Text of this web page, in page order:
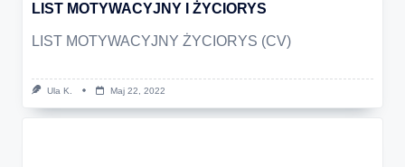
LIST MOTYWACYJNY I ŻYCIORYS
LIST MOTYWACYJNY ŻYCIORYS (CV)
Ula K. Maj 22, 2022